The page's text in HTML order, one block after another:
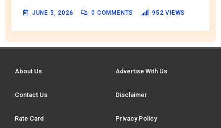
JUNE 5, 2026 0 COMMENTS 952 VIEWS
About Us Advertise With Us
Contact Us Disclaimer
Rate Card Privacy Policy